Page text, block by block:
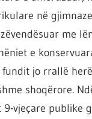
në
me
e
jo rrallë
shoqërore.
vjeçare publike